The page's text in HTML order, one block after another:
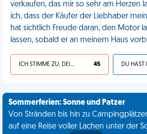
verkaufen, das mir so sehr am Herzen
ich, dass der Käufer der Liebhaber
hat sichtlich Freude daran, den Motor
lassen, sobald er an meinem Haus
ICH STIMME ZU, DEIN LEBEN IST SCHEISSE 45
Sommerferien: Sonne und Patzer
Von Stränden bis hin zu
auf eine Reise voller Lachen unter der